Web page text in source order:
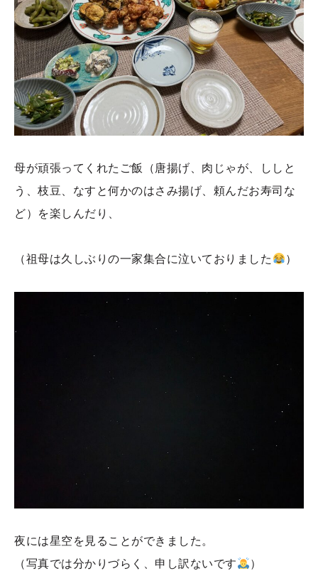
母が頑張ってくれたご飯（唐揚げ、肉じゃが、ししと
う、枝豆、なすと何かのはさみ揚げ、頼んだお寿司な
ど）を楽しんだり、
（祖母は久しぶりの一家集合に泣いておりました ）
夜には星空を見ることができました。
（写真では分かりづらく、申し訳ないです
）